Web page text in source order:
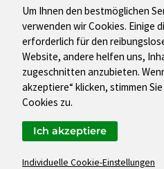
Um Ihnen den bestmöglichen
verwenden wir Cookies. Einige
erforderlich für den
Website, andere helfen uns,
zugeschnitten anzubieten.
akzeptiere“ klicken, stimmen
Cookies zu.
Individuelle Cookie-Einstellungen
Ich akzeptiere